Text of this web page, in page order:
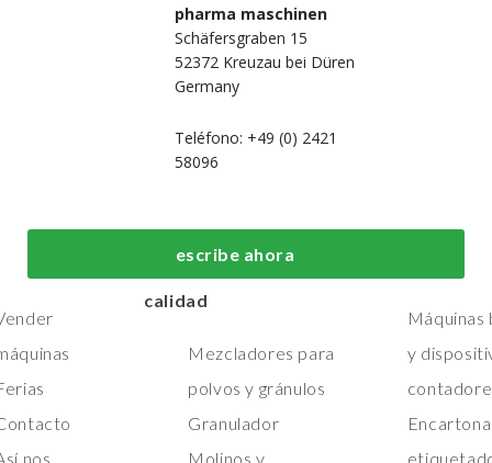
pharma maschinen
Schäfersgraben 15
52372 Kreuzau bei Düren
Germany
Teléfono: +49 (0) 2421
58096
escribe ahora
nos
fabricación y
procesos de primera
calidad
Mezcladores para
polvos y gránulos
Granulador
Molinos y
embalaje de
y